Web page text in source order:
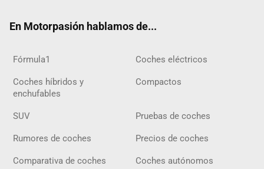
En Motorpasión hablamos de...
Fórmula1 Coches eléctricos
Coches híbridos y
enchufables
Compactos
SUV Pruebas de coches
Rumores de coches Precios de coches
Comparativa de coches Coches autónomos